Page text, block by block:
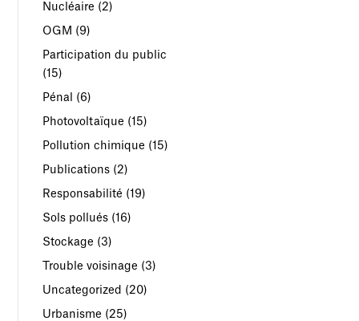
Nucléaire (2)
OGM (9)
Participation du public
(15)
Pénal (6)
Photovoltaïque (15)
Pollution chimique (15)
Publications (2)
Responsabilité (19)
Sols pollués (16)
Stockage (3)
Trouble voisinage (3)
Uncategorized (20)
Urbanisme (25)